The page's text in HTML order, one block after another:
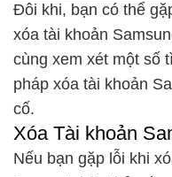
Đôi khi, bạn có thể
xóa tài khoản
cùng xem xét một số
pháp xóa tài khoản
cố.
Xóa Tài khoản
Nếu bạn gặp lỗi khi